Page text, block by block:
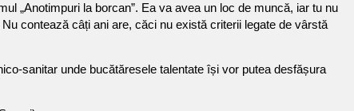
„Anotimpuri la borcan”. Ea va avea un loc de muncă, iar tu nu
contează câți ani are, căci nu există criterii legate de vârstă
sanitar unde bucătăresele talentate își vor putea desfășura